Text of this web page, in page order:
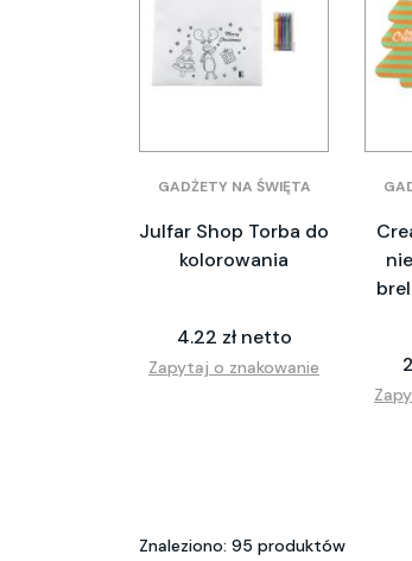
GADŻETY NA ŚWIĘTA
Julfar Shop Torba do
kolorowania
4.22 zł netto
Zapytaj o znakowanie
Znaleziono: 95 produktów